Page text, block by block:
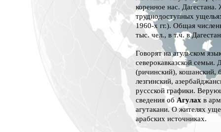
коренное нас.
труднодоступных
1960-х гг.). Общая
тыс. чел., в т.ч. в
Говорят на агульском
северокавказской семьи.
(ричинский), кошанский,
лезгинский,
руссской графики.
сведения обАгулах в
агутакани. О жителях
арабских источниках.